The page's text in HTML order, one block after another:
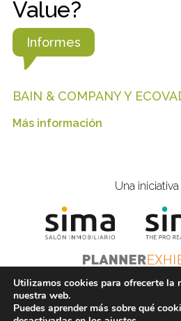
Value?
Informes
BAIN & COMPANY Y
Más información
Una
© 2023 Inmobiliarios Solidarios |
Utilizamos cookies para ofrecerte la
nuestra web.
Puedes aprender más sobre qué